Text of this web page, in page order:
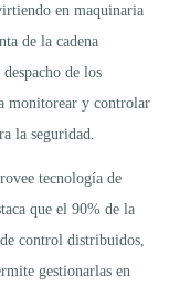
en maquinaria
de la cadena
de los
monitorear y controlar
la seguridad.
tecnología de
que el 90% de la
control distribuidos,
gestionarlas en